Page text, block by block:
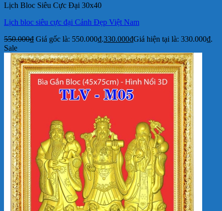
Lịch Bloc Siêu Cực Đại 30x40
Lịch bloc siêu cực đại Cảnh Đẹp Việt Nam
550.000₫ Giá gốc là: 550.000₫.330.000₫Giá hiện tại là: 330.000₫.
Sale